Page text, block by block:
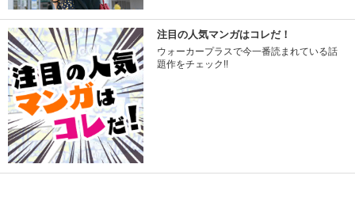
注目の人気マンガはコレだ！
ウォーカープラスで今一番読まれている話
題作をチェック!!